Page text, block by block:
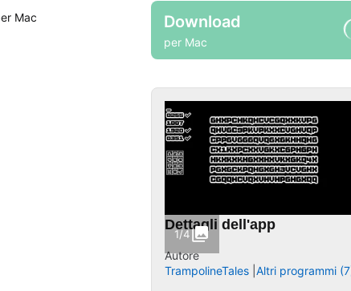
Mac
Download
per Mac
1/4
Dettagli dell'app
Autore
TrampolineTales Altri programmi